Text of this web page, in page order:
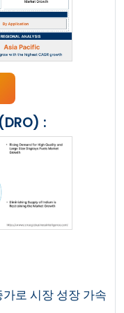
:
로 시장 성장 가속